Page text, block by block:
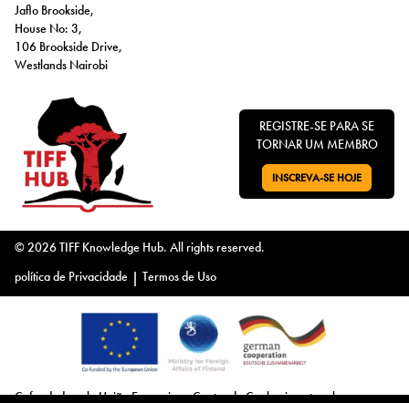
Jaflo Brookside,
House No: 3,
106 Brookside Drive,
Westlands Nairobi
REGISTRE-SE PARA SE
TORNAR UM MEMBRO
VÁ PARA:
INSCREVA-SE HOJE
© 2026 TIFF Knowledge Hub. All rights reserved.
política de Privacidade | Termos de Uso
Cofundado pela União Europeia, o Centro de Conhecimento sobre